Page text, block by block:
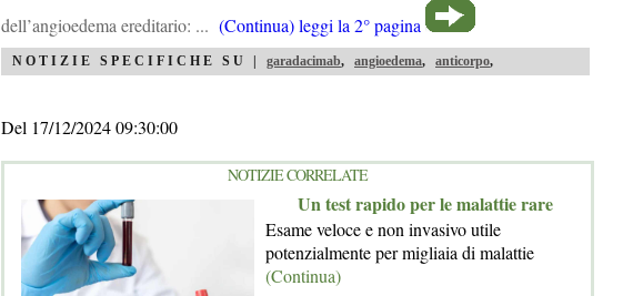
dell’angioedema ereditario: ... (Continua) leggi la 2° pagina
NOTIZIE SPECIFICHE SU | garadacimab, angioedema, anticorpo,
Del 17/12/2024 09:30:00
NOTIZIE CORRELATE
Un test rapido per le malattie rare
Esame veloce e non invasivo utile
potenzialmente per migliaia di malattie
(Continua)